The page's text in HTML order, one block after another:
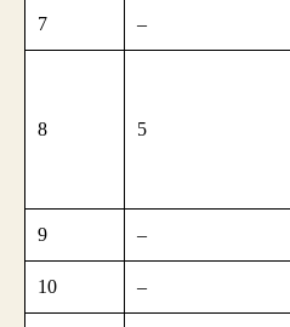
7 –
8 5
9 –
10 –